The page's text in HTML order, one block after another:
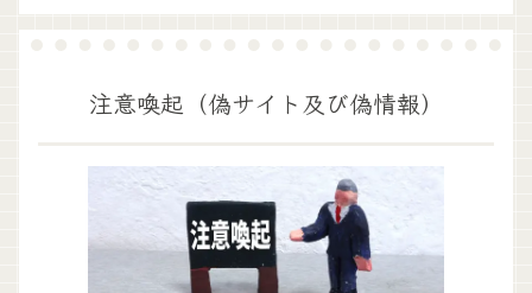
注意喚起（偽サイト及び偽情報）